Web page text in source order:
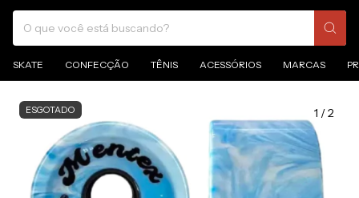
SKATE CONFECÇÃO TÊNIS ACESSÓRIOS MARCAS
ESGOTADO 1 /2